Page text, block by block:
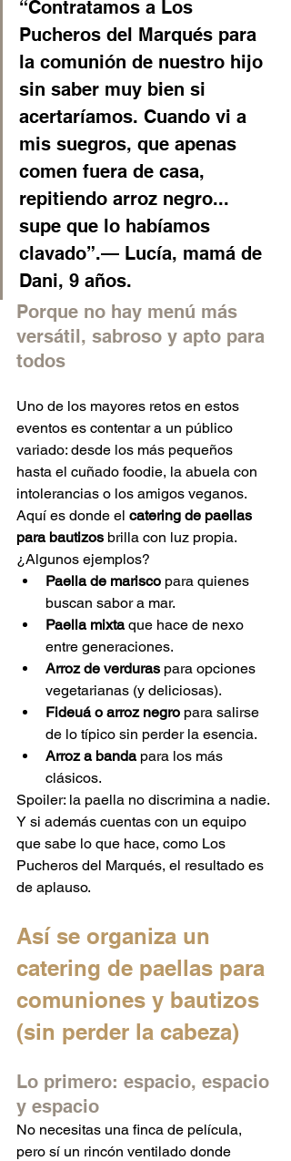
“Contratamos a Los
Pucheros del Marqués para
la comunión de nuestro hijo
sin saber muy bien si
acertaríamos. Cuando vi a
mis suegros, que apenas
comen fuera de casa,
repitiendo arroz negro...
supe que lo habíamos
clavado”.— Lucía, mamá de
Dani, 9 años.
Porque no hay menú más
versátil, sabroso y apto para
todos
Uno de los mayores retos en estos
eventos es contentar a un público
variado: desde los más pequeños
hasta el cuñado foodie, la abuela con
intolerancias o los amigos veganos.
Aquí es donde el catering de paellas
para bautizos brilla con luz propia.
¿Algunos ejemplos?
Paella de marisco para quienes
buscan sabor a mar.
Paella mixta que hace de nexo
entre generaciones.
Arroz de verduras para opciones
vegetarianas (y deliciosas).
Fideuá o arroz negro para salirse
de lo típico sin perder la esencia.
Arroz a banda para los más
clásicos.
Spoiler: la paella no discrimina a nadie.
Y si además cuentas con un equipo
que sabe lo que hace, como Los
Pucheros del Marqués, el resultado es
de aplauso.
Así se organiza un
catering de paellas para
comuniones y bautizos
(sin perder la cabeza)
Lo primero: espacio, espacio
y espacio
No necesitas una finca de película,
pero sí un rincón ventilado donde